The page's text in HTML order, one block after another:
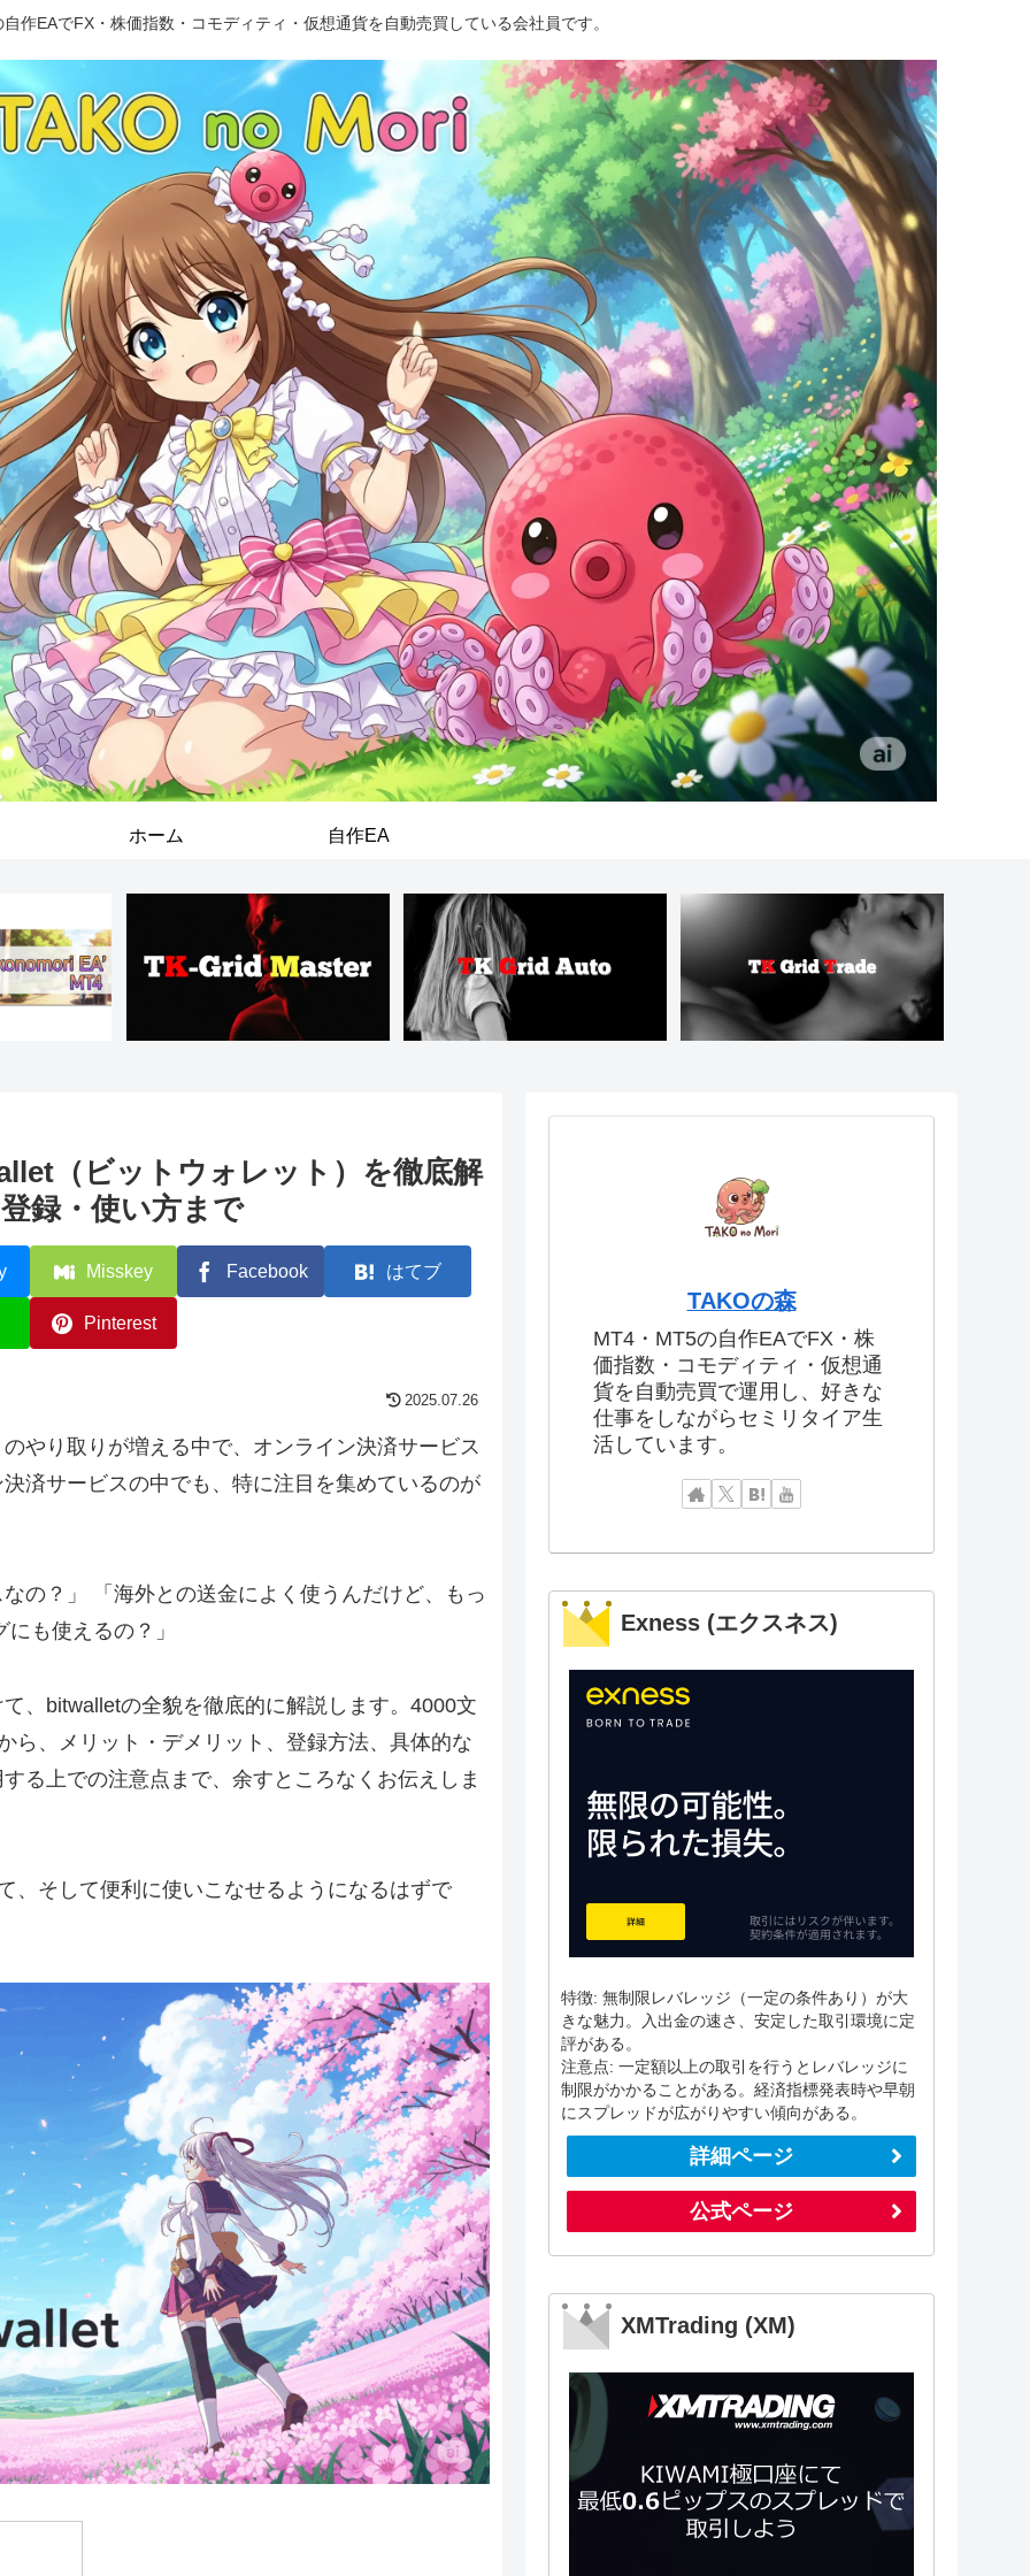
作EAでFX・株価指数・コモディティ・仮想通貨を自動売買している会社員です。
ホーム 自作EA
（ビットウォレット）を徹底解
録・使い方まで
Misskey Facebook はてブ
Pinterest
2025.07.26
やり取りが増える中で、オンライン決済サービス
済サービスの中でも、特に注目を集めているのが
の？」 「海外との送金によく使うんだけど、もっ
も使えるの？」
、bitwalletの全貌を徹底的に解説します。4000文
ら、メリット・デメリット、登録方法、具体的な
る上での注意点まで、余すところなくお伝えしま
、そして便利に使いこなせるようになるはずで
TAKOの森
MT4・MT5の自作EAでFX・株
価指数・コモディティ・仮想通
貨を自動売買で運用し、好きな
仕事をしながらセミリタイア生
活しています。
Exness (エクスネス)
特徴: 無制限レバレッジ（一定の条件あり）が大
きな魅力。入出金の速さ、安定した取引環境に定
評がある。
注意点: 一定額以上の取引を行うとレバレッジに
制限がかかることがある。経済指標発表時や早朝
にスプレッドが広がりやすい傾向がある。
詳細ページ
公式ページ
XMTrading (XM)